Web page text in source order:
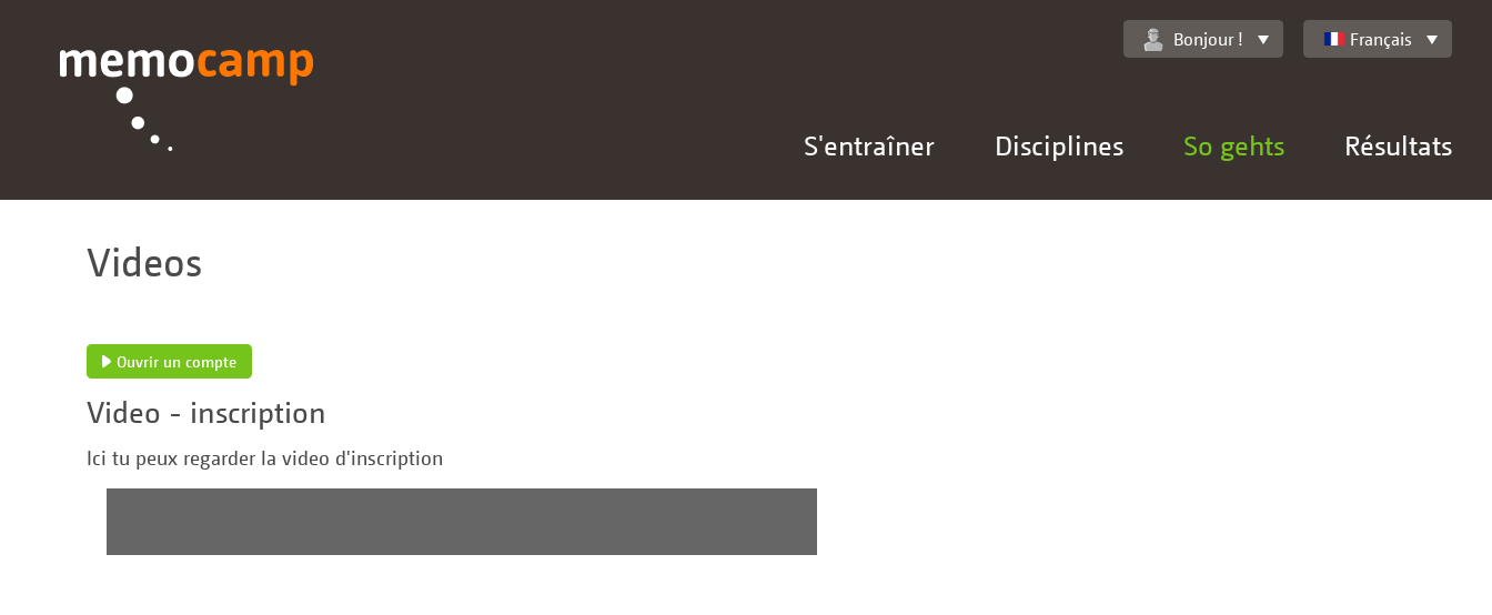
S'entraîner Disciplines So gehts Résultats
Bonjour ! Français
Videos
Ouvrir un compte
Video - inscription
Ici tu peux regarder la video d'inscription